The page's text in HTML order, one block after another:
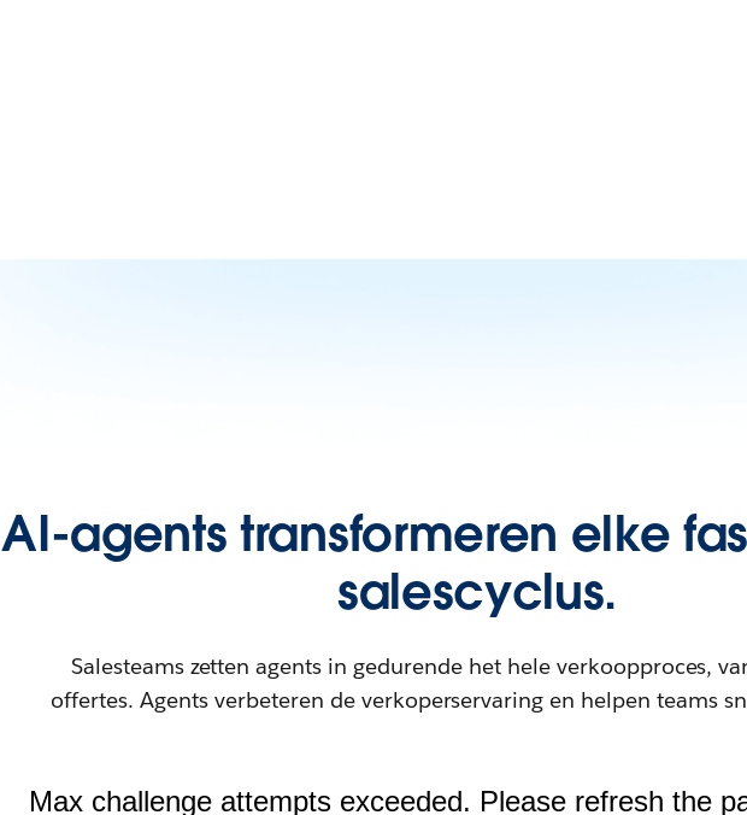
AI-agents transformeren elke
salescyclus.
Salesteams zetten agents in gedurende het hele verkoopproces,
offertes. Agents verbeteren de verkoperservaring en helpen teams